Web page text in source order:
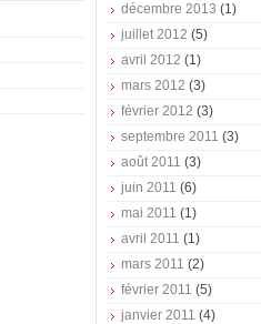
décembre 2013 (1)
juillet 2012 (5)
avril 2012 (1)
mars 2012 (3)
février 2012 (3)
septembre 2011 (3)
août 2011 (3)
juin 2011 (6)
mai 2011 (1)
avril 2011 (1)
mars 2011 (2)
février 2011 (5)
janvier 2011 (4)